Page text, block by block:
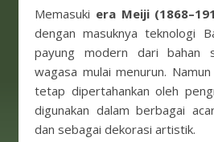
Memasuki era Meiji
dengan masuknya teknologi
payung modern dari bahan
wagasa mulai menurun.
tetap dipertahankan oleh
digunakan dalam berbagai
dan sebagai dekorasi artistik.